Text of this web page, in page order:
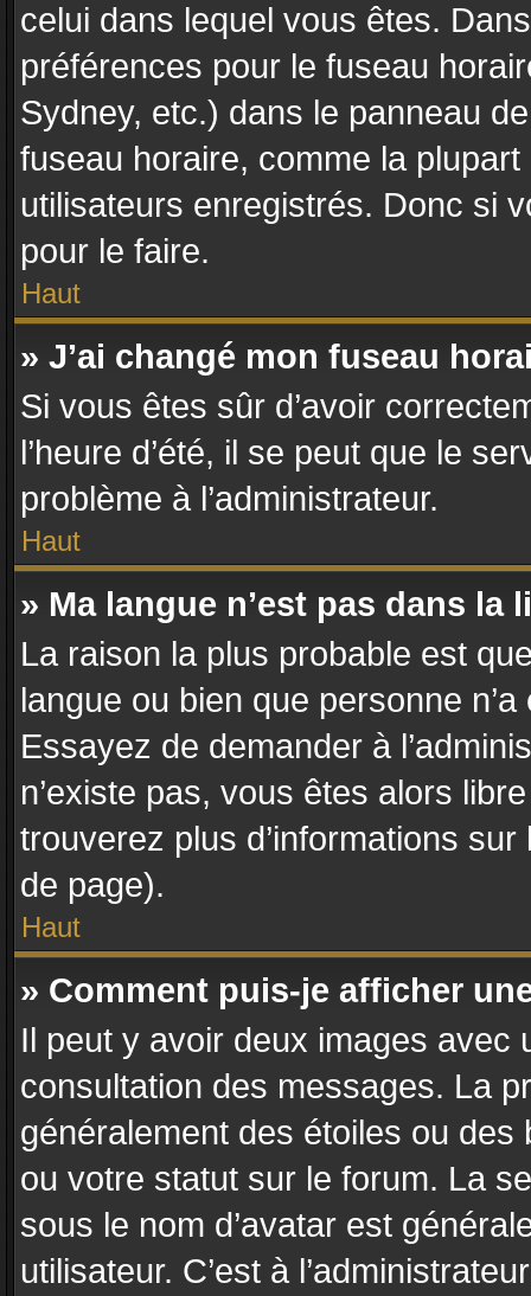
celui dans lequel vous êtes.
préférences pour le fuseau
Sydney, etc.) dans le panneau
fuseau horaire, comme la plupart
utilisateurs enregistrés. Donc si
pour le faire.
Haut
» J’ai changé mon fuseau
Si vous êtes sûr d’avoir
l’heure d’été, il se peut que le
problème à l’administrateur.
Haut
» Ma langue n’est pas dans la
La raison la plus probable est
langue ou bien que personne
Essayez de demander à
n’existe pas, vous êtes alors
trouverez plus d’informations
de page).
Haut
» Comment puis-je afficher
Il peut y avoir deux images avec
consultation des messages. La
généralement des étoiles ou
ou votre statut sur le forum. La
sous le nom d’avatar est
utilisateur. C’est à